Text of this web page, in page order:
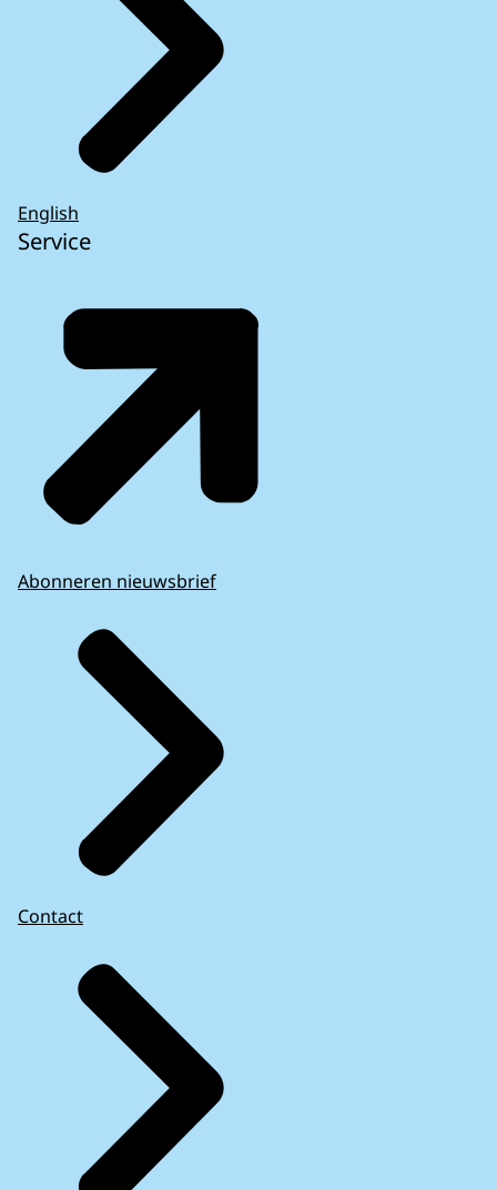
English
Service
Abonneren nieuwsbrief
Contact